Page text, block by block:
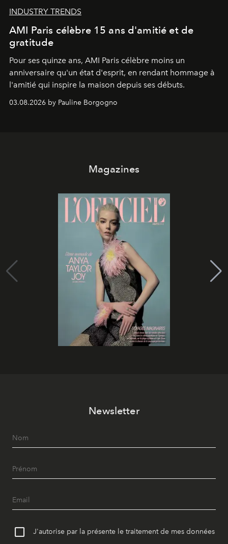
INDUSTRY TRENDS
AMI Paris célèbre 15 ans d'amitié et de
gratitude
Pour ses quinze ans, AMI Paris célèbre moins un
anniversaire qu'un état d'esprit, en rendant hommage à
l'amitié qui inspire la maison depuis ses débuts.
03.08.2026 by Pauline Borgogno
Magazines
Newsletter
J'autorise par la présente le traitement de mes données